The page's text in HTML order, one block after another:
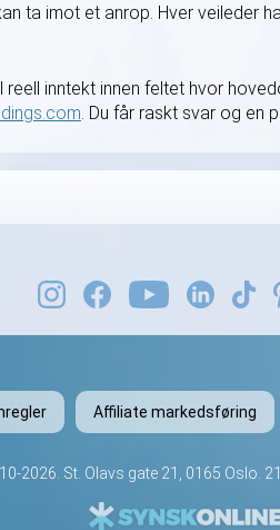
ta imot et anrop. Hver veileder
inntekt innen feltet hvor
. Du får raskt svar og en
Affiliate markedsføring
2026. St. Olavs gate 21, 0165 Oslo.